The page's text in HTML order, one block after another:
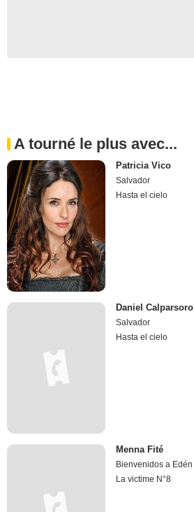
A tourné le plus avec...
Patricia Vico
Salvador
Hasta el cielo
Daniel Calparsoro
Salvador
Hasta el cielo
Menna Fité
Bienvenidos a Edén
La victime N°8